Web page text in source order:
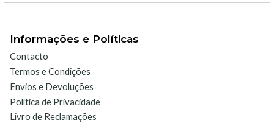
Informações e Políticas
Contacto
Termos e Condições
Envios e Devoluções
Política de Privacidade
Livro de Reclamações